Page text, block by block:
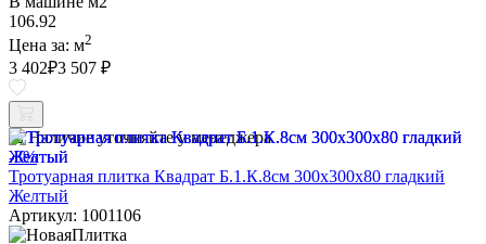
106.92
Цена за: м2
3 402₽3 507 ₽
Наличие уточняйте у менеджера
-3%
Тротуарная плитка Квадрат Б.1.К.8см 300х300х80 гладкий
Желтый
Артикул: 1001106